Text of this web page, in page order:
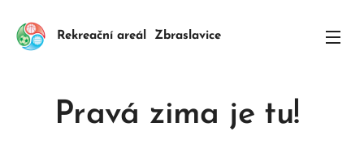
Rekreační areál Zbraslavice
Pravá zima je tu!